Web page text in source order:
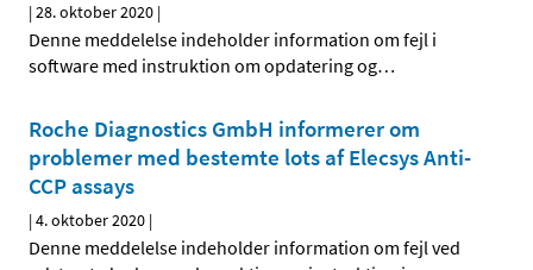
|28. oktober 2020 |
Denne meddelelse indeholder information om fejl i
software med instruktion om opdatering og…
Roche Diagnostics GmbH informerer om
problemer med bestemte lots af Elecsys Anti-
CCP assays
|4. oktober 2020 |
Denne meddelelse indeholder information om fejl ved